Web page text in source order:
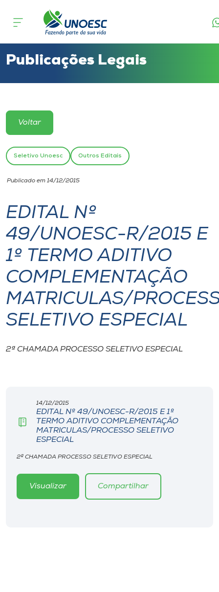
Cursos
Atendimento ao Estudante
Portal de Ensino
Unoesc
Internacionalização
I.nova
Diplomados
Cultura
CPA
Unoesc
Publicações Legais
Voltar
Seletivo Unoesc Outros Editais
Publicado em 14/12/2015
EDITAL Nº
49/UNOESC-R/2015 E
1º TERMO ADITIVO
COMPLEMENTAÇÃO
MATRICULAS/
SELETIVO ESPECIAL
2ª CHAMADA PROCESSO SELETIVO ESPECIAL
14/12/2015
EDITAL Nº 49/UNOESC-R/2015 E 1º
TERMO ADITIVO COMPLEMENTAÇÃO
MATRICULAS/PROCESSO SELETIVO
ESPECIAL
2ª CHAMADA PROCESSO SELETIVO ESPECIAL
Visualizar Compartilhar